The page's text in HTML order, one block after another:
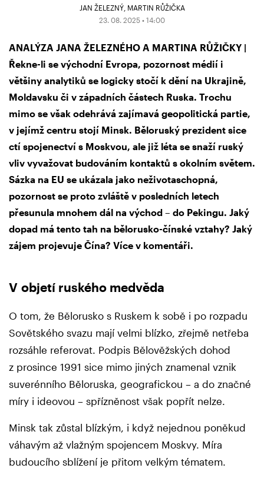
JAN ŽELEZNÝ MARTIN RŮŽIČKA
23. 08. 2025 • 14:00
ANALÝZA JANA ŽELEZNÉHO A MARTINA RŮŽIČKY |
Řekne-li se východní Evropa, pozornost médií i
většiny analytiků se logicky stočí k dění na Ukrajině,
Moldavsku či v západních částech Ruska. Trochu
mimo se však odehrává zajímavá geopolitická partie,
v jejímž centru stojí Minsk. Běloruský prezident sice
ctí spojenectví s Moskvou, ale již léta se snaží ruský
vliv vyvažovat budováním kontaktů s okolním světem.
Sázka na EU se ukázala jako neživotaschopná,
pozornost se proto zvláště v posledních letech
přesunula mnohem dál na východ – do Pekingu. Jaký
dopad má tento tah na bělorusko-čínské vztahy? Jaký
zájem projevuje Čína? Více v komentáři.
V objetí ruského medvěda
O tom, že Bělorusko s Ruskem k sobě i po rozpadu
Sovětského svazu mají velmi blízko, zřejmě netřeba
rozsáhle referovat. Podpis Bělověžských dohod
z prosince 1991 sice mimo jiných znamenal vznik
suverénního Běloruska, geografickou – a do značné
míry i ideovou – spřízněnost však popřít nelze.
Minsk tak zůstal blízkým, i když nejednou poněkud
váhavým až vlažným spojencem Moskvy. Míra
budoucího sblížení je přitom velkým tématem.